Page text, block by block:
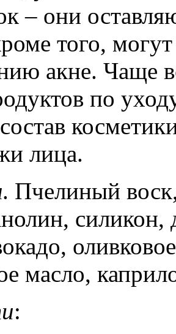
– они
того,
акне. Чаще
по
лица.
. Пчелиный
масло,
: